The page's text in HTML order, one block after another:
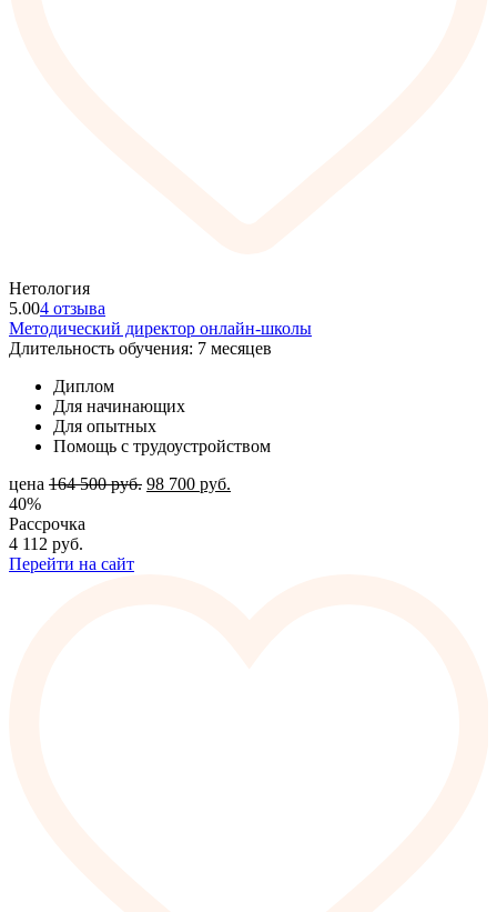
Нетология
5.004 отзыва
Методический директор онлайн-школы
Длительность обучения: 7 месяцев
Диплом
Для начинающих
Для опытных
Помощь с трудоустройством
цена 164 500руб. 98 700 руб.
40%
Рассрочка
4 112 руб.
Перейти на сайт